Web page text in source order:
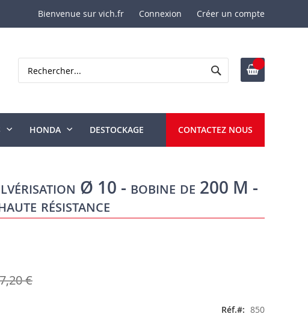
Bienvenue sur vich.fr Connexion Créer un compte
Rechercher
HONDA DESTOCKAGE CONTACTEZ NOUS
Ø 10 - bobine de 200 M -
résistance
€
Réf. 850